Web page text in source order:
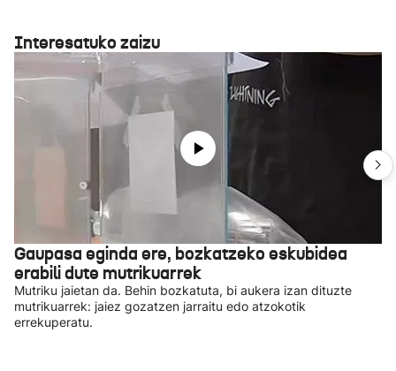
Interesatuko zaizu
Gaupasa eginda ere, bozkatzeko eskubidea
erabili dute mutrikuarrek
Mutriku jaietan da. Behin bozkatuta, bi aukera izan dituzte
mutrikuarrek: jaiez gozatzen jarraitu edo atzokotik
errekuperatu.